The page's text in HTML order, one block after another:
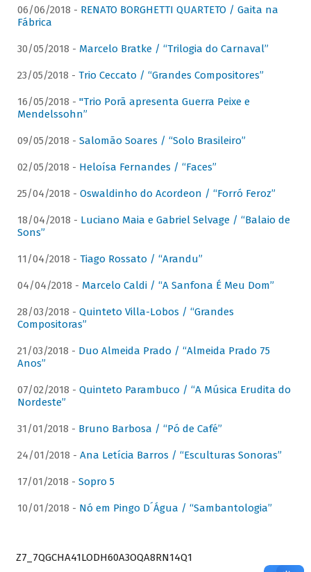
06/06/2018 - RENATO BORGHETTI QUARTETO / Gaita na
Fábrica
30/05/2018 - Marcelo Bratke / “Trilogia do Carnaval”
23/05/2018 - Trio Ceccato / “Grandes Compositores”
16/05/2018 - "Trio Porã apresenta Guerra Peixe e
Mendelssohn”
09/05/2018 - Salomão Soares / “Solo Brasileiro”
02/05/2018 - Heloísa Fernandes / “Faces”
25/04/2018 - Oswaldinho do Acordeon / “Forró Feroz”
18/04/2018 - Luciano Maia e Gabriel Selvage / “Balaio de
Sons”
11/04/2018 - Tiago Rossato / “Arandu”
04/04/2018 - Marcelo Caldi / “A Sanfona É Meu Dom”
28/03/2018 - Quinteto Villa-Lobos / “Grandes
Compositoras”
21/03/2018 - Duo Almeida Prado / “Almeida Prado 75
Anos”
07/02/2018 - Quinteto Parambuco / “A Música Erudita do
Nordeste”
31/01/2018 - Bruno Barbosa / “Pó de Café”
24/01/2018 - Ana Letícia Barros / “Esculturas Sonoras”
17/01/2018 - Sopro 5
10/01/2018 - Nó em Pingo D´Água / “Sambantologia”
Z7_7QGCHA41LODH60A3OQA8RN14Q1